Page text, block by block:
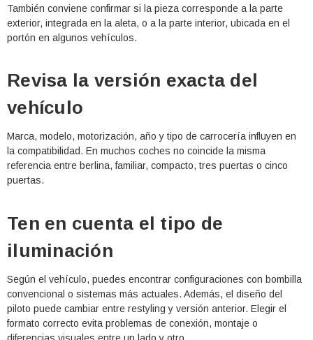
También conviene confirmar si la pieza corresponde a la parte
exterior, integrada en la aleta, o a la parte interior, ubicada en el
portón en algunos vehículos.
Revisa la versión exacta del
vehículo
Marca, modelo, motorización, año y tipo de carrocería influyen en
la compatibilidad. En muchos coches no coincide la misma
referencia entre berlina, familiar, compacto, tres puertas o cinco
puertas.
Ten en cuenta el tipo de
iluminación
Según el vehículo, puedes encontrar configuraciones con bombilla
convencional o sistemas más actuales. Además, el diseño del
piloto puede cambiar entre restyling y versión anterior. Elegir el
formato correcto evita problemas de conexión, montaje o